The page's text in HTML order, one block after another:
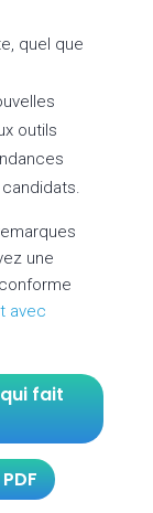
quel que
outils
une
avec
fait